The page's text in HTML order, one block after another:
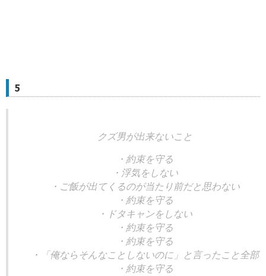
5
クズ男が出来ないこと
・約束を守る
・浮気をしない
・ご飯が出てくるのが当たり前だと思わない
・約束を守る
・ドタキャンをしない
・約束を守る
・約束を守る
・「俺ならそんなことしないのに」と言ったこと全部
・約束を守る